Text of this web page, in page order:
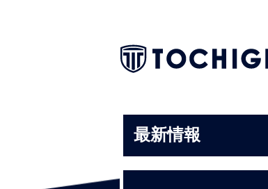
最新情報